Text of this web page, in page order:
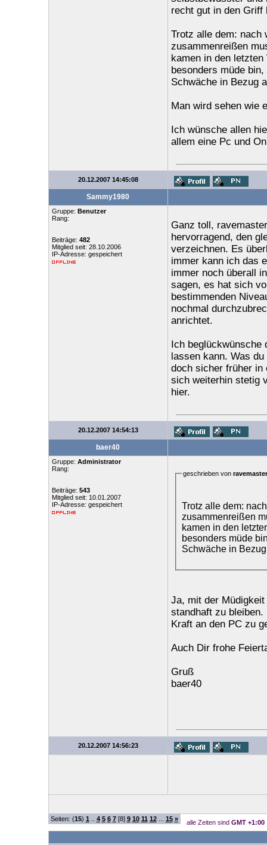
recht gut in den Griff
Trotz alle dem: nach
zusammenreißen
kamen in den
besonders müde
Schwäche in Bezug
Man wird sehen wie
Ich wünsche allen
allem eine Pc und
20.12.2007 14:45:08
Sammy1980
Gruppe: Benutzer
Rang:
Beiträge: 482
Mitglied seit: 28.10.2006
IP-Adresse: gespeichert
Ganz toll,
hervorragend, den
verzeichnen. Es
immer kann ich das
immer noch überall
sagen, es hat sich
bestimmenden
nochmal
anrichtet.
Ich beglückwünsche
lassen kann. Was
doch sicher früher in
sich weiterhin stetig
hier.
20.12.2007 14:54:13
baer40
Gruppe: Administrator
Rang:
Beiträge: 543
Mitglied seit: 10.01.2007
IP-Adresse: gespeichert
geschrieben von ravemaster
Trotz alle dem:
zusammenreißen
kamen in den
besonders müde
Schwäche in
Ja, mit der
standhaft zu
Kraft an den PC zu
Auch Dir frohe
Gruß
baer40
20.12.2007 14:56:23
Seiten: (15) 1 4 5 6 7[8] 9 10 11 12... 15 » alle Zeiten sind GMT +1:00